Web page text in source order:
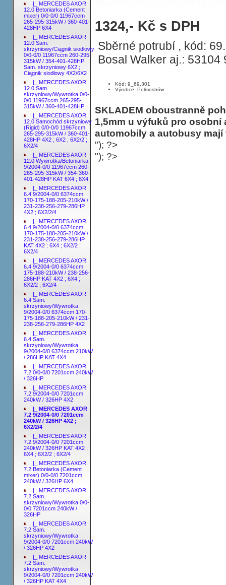
|_ MERCEDES AXOR
12.0 Betoniarka (Cement
mixer) 0/0-0/0 11967ccm
265-295-315kW / 360-401-
428HP 6X4
|_ MERCEDES AXOR
12.0 Sam.
skrzyniowy/Ciągnik siodłowy
0/0-0/0 11967ccm 260-295-
315kW / 354-401-428HP
Sam. skrzyniowy 6X2 ;
Ciągnik siodłowy 4X2/6X2
|_ MERCEDES AXOR
12.0 Sam.
skrzyniowy/Wywrotka 0/0-
0/0 11967ccm 265-295-
315kW / 360-401-428HP
|_ MERCEDES AXOR
12.0 Samochód skrzyniowy
(Rigid) 0/0-0/0 11967ccm
265-295-315kW / 360-401-
428HP 4X2 ; 6X2 ; 6X2/2 ;
6X2/4
|_ MERCEDES AXOR
12.0 Wywrotka/Betoniarka
9/2004-0/0 11967ccm 260-
265-295-315kW / 354-360-
401-428HP KAT 6X4 ; 8X4
|_ MERCEDES AXOR
6.4 9/2004-0/0 6374ccm
170-175-188-205-210kW /
231-238-256-279-286HP
4X2 ; 6X2/2/4
|_ MERCEDES AXOR
6.4 9/2004-0/0 6374ccm
170-175-188-205-210kW /
231-238-256-279-286HP
KAT 4X2 ; 6X4 ; 6X2/2 ;
6X2/4
|_ MERCEDES AXOR
6.4 9/2004-0/0 6374ccm
175-188-210kW / 238-256-
286HP KAT 4X2 ; 6X4 ;
6X2/2 ; 6X2/4
|_ MERCEDES AXOR
6.4 Sam.
skrzyniowy/Wywrotka
9/2004-0/0 6374ccm 170-
175-188-205-210kW / 231-
238-256-279-286HP 4X2
|_ MERCEDES AXOR
6.4 Sam.
skrzyniowy/Wywrotka
9/2004-0/0 6374ccm 210kW
/ 286HP KAT 4X4
|_ MERCEDES AXOR
7.2 0/0-0/0 7201ccm 240kW
/ 326HP
|_ MERCEDES AXOR
7.2 9/2004-0/0 7201ccm
240kW / 326HP 4X2
|_ MERCEDES AXOR
7.2 9/2004-0/0 7201ccm
240kW / 326HP 4X2 ;
6X2/2/4
|_ MERCEDES AXOR
7.2 9/2004-0/0 7201ccm
240kW / 326HP KAT 4X2 ;
6X4 ; 6X2/2 ; 6X2/4
|_ MERCEDES AXOR
7.2 Betoniarka (Cement
mixer) 0/0-0/0 7201ccm
240kW / 326HP 6X4
|_ MERCEDES AXOR
7.2 Sam.
skrzyniowy/Wywrotka 0/0-
0/0 7201ccm 240kW /
326HP
|_ MERCEDES AXOR
7.2 Sam.
skrzyniowy/Wywrotka
9/2004-0/0 7201ccm 240kW
/ 326HP 4X2
|_ MERCEDES AXOR
7.2 Sam.
skrzyniowy/Wywrotka
9/2004-0/0 7201ccm 240kW
/ 326HP KAT 4X4
Sběrné potrubí MERCEDES AXOR
1324,- Kč s DPH
Sběrné potrubí , kód:
Bosal Walker aj.:
Kód: 9_69.301
Výrobce: Polmostrów
SKLADEM oboustranně
1,5mm u výfuků pro
automobily a autobusy
"); ?>
"); ?>